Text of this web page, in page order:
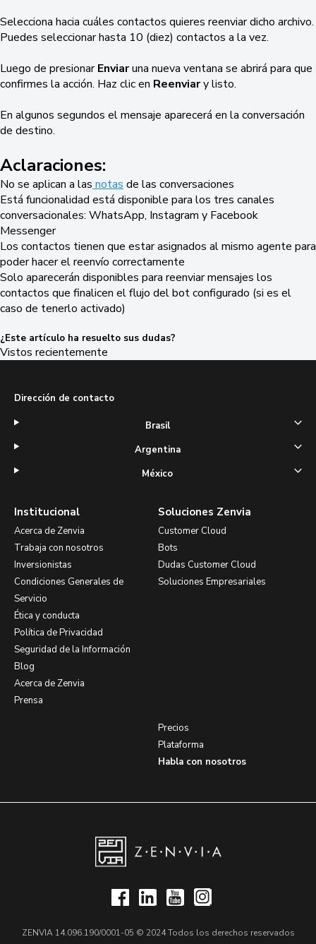
Selecciona hacia cuáles contactos quieres reenviar dicho archivo.
Puedes seleccionar hasta 10 (diez) contactos a la vez.
Luego de presionarEnviaruna nueva ventana se abrirá para que
confirmes la acción. Haz clic en Reenviary listo.
En algunos segundos el mensaje aparecerá en la conversación
de destino.
Aclaraciones:
No se aplican a las notas de las conversaciones
Está funcionalidad está disponible para los tres canales
conversacionales: WhatsApp, Instagram y Facebook
Messenger
Los contactos tienen que estar asignados al mismo agente para
poder hacer el reenvío correctamente
Solo aparecerán disponibles para reenviar mensajes los
contactos que finalicen el flujo del bot configurado (si es el
caso de tenerlo activado)
¿Este artículo ha resuelto sus dudas?
Vistos recientemente
Institucional
Acerca de Zenvia
Trabaja con nosotros
Inversionistas
Condiciones Generales de
Servicio
Ética y conducta
Política de Privacidad
Seguridad de la Información
Blog
Acerca de Zenvia
Prensa
Soluciones Zenvia
Customer Cloud
Bots
Dudas Customer Cloud
Soluciones Empresariales
Precios
Plataforma
Habla con nosotros
Dirección de contacto
Brasil
Argentina
México
ZENVIA 14.096.190/0001-05 © 2024 Todos los derechos reservados